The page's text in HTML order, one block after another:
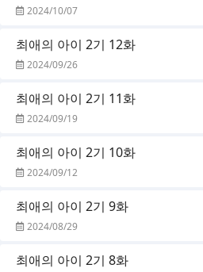
2024/10/07
최애의 아이 2기 12화
2024/09/26
최애의 아이 2기 11화
2024/09/19
최애의 아이 2기 10화
2024/09/12
최애의 아이 2기 9화
2024/08/29
최애의 아이 2기 8화